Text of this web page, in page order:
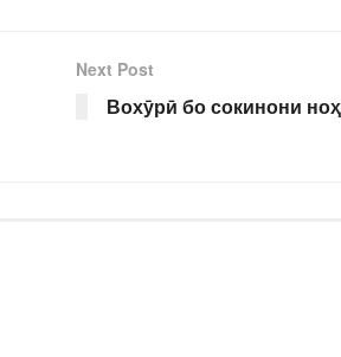
Next Post
Вохӯрӣ бо сокинони